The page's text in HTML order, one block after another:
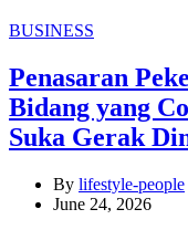
Categories
BUSINESS
Penasaran
Bidang yang
Suka Gerak
By lifestyle-people
June 24, 2026